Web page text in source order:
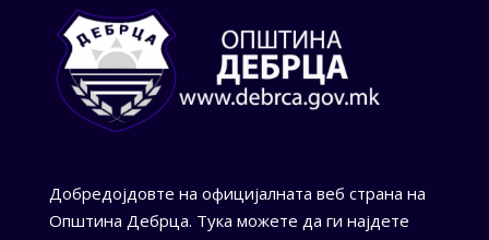
Добредојдовте на официјалната веб страна на
Општина Дебрца. Тука можете да ги најдете